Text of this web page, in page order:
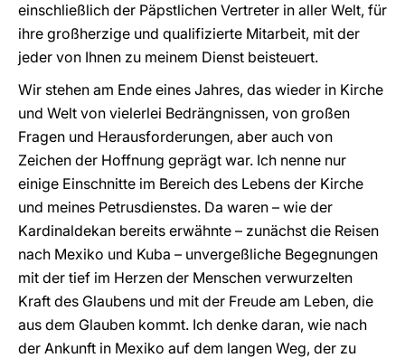
einschließlich der Päpstlichen Vertreter in aller Welt, für
ihre großherzige und qualifizierte Mitarbeit, mit der
jeder von Ihnen zu meinem Dienst beisteuert.
Wir stehen am Ende eines Jahres, das wieder in Kirche
und Welt von vielerlei Bedrängnissen, von großen
Fragen und Herausforderungen, aber auch von
Zeichen der Hoffnung geprägt war. Ich nenne nur
einige Einschnitte im Bereich des Lebens der Kirche
und meines Petrusdienstes. Da waren – wie der
Kardinaldekan bereits erwähnte – zunächst die Reisen
nach Mexiko und Kuba – unvergeßliche Begegnungen
mit der tief im Herzen der Menschen verwurzelten
Kraft des Glaubens und mit der Freude am Leben, die
aus dem Glauben kommt. Ich denke daran, wie nach
der Ankunft in Mexiko auf dem langen Weg, der zu